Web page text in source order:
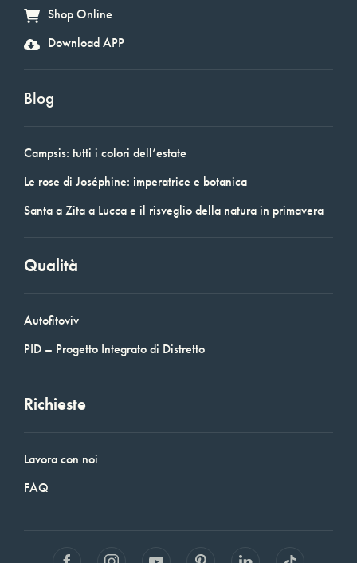
Shop Online
Download APP
Blog
Campsis: tutti i colori dell’estate
Le rose di Joséphine: imperatrice e botanica
Santa a Zita a Lucca e il risveglio della natura in primavera
Qualità
Autofitoviv
PID – Progetto Integrato di Distretto
Richieste
Lavora con noi
FAQ